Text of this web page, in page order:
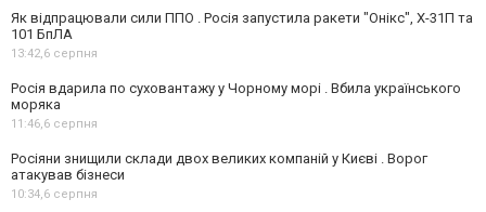
Як відпрацювали сили ППО . Росія запустила ракети "Онікс", Х-31П та
101 БпЛА
13:42,6 серпня
Росія вдарила по суховантажу у Чорному морі . Вбила українського
моряка
11:46,6 серпня
Росіяни знищили склади двох великих компаній у Києві . Ворог
атакував бізнеси
10:34,6 серпня